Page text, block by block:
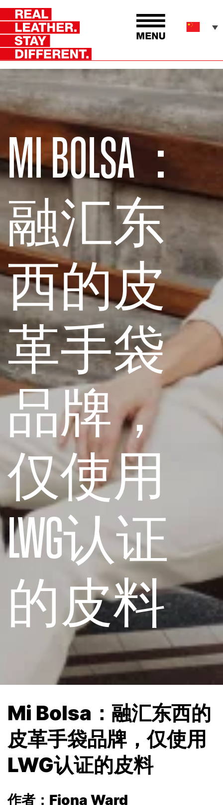
MI BOLSA：
融汇东
西的皮
革手袋
品牌，
仅使用
LWG认证
的皮料
Mi Bolsa：融汇东西的
皮革手袋品牌，仅使用
LWG认证的皮料
作者：Fiona Ward